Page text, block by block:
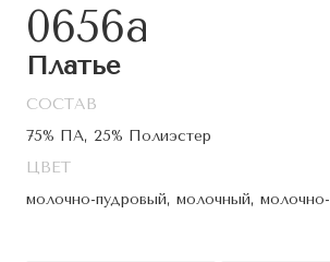
0656а
Платье
СОСТАВ
75% ПА, 25% Полиэстер
ЦВЕТ
молочно-пудровый, молочный,